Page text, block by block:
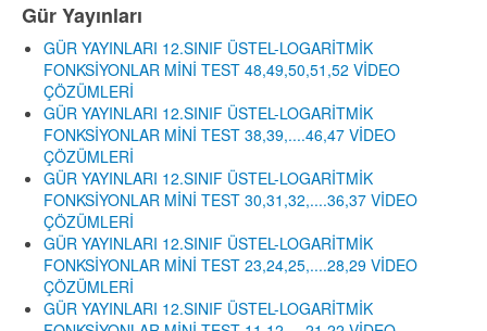
Gür Yayınları
GÜR YAYINLARI 12.SINIF ÜSTEL-LOGARİTMİK
FONKSİYONLAR MİNİ TEST 48,49,50,51,52 VİDEO
ÇÖZÜMLERİ
GÜR YAYINLARI 12.SINIF ÜSTEL-LOGARİTMİK
FONKSİYONLAR MİNİ TEST 38,39,....46,47 VİDEO
ÇÖZÜMLERİ
GÜR YAYINLARI 12.SINIF ÜSTEL-LOGARİTMİK
FONKSİYONLAR MİNİ TEST 30,31,32,....36,37 VİDEO
ÇÖZÜMLERİ
GÜR YAYINLARI 12.SINIF ÜSTEL-LOGARİTMİK
FONKSİYONLAR MİNİ TEST 23,24,25,....28,29 VİDEO
ÇÖZÜMLERİ
GÜR YAYINLARI 12.SINIF ÜSTEL-LOGARİTMİK